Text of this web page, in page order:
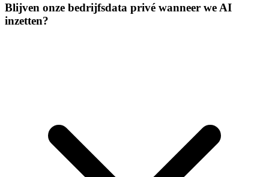
Blijven onze bedrijfsdata privé wanneer we AI
inzetten?